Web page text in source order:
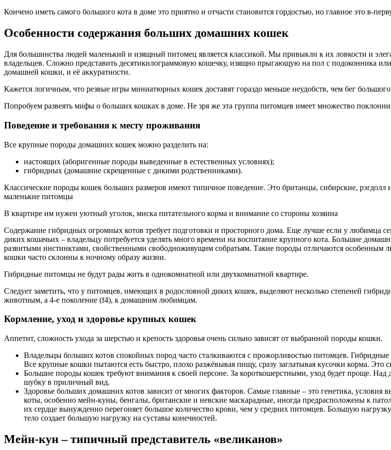
Кончено иметь самого большого кота в доме это приятно и отчасти становится гордостью, но главное это в-
Особенности содержания больших домашних кошек
Для большинства людей маленький и изящный питомец является классикой. Мы привыкли к их ловкости и
владельцев. Сложно представить десятикилограммовую кошечку, изящно прыгающую на пол с подоконника
домашней кошки, и её аккуратности.
Кажется логичным, что резвые игры миниатюрных кошек доставят гораздо меньше неудобств, чем бег
Попробуем развеять мифы о больших кошках в доме. Не зря же эта группа питомцев имеет множество
Поведение и требования к месту проживания
Все крупные породы домашних кошек можно разделить на:
настоящих (аборигенные породы выведенные в естественных условиях);
гибридных (домашние скрещенные с дикими родственниками).
Классические породы кошек больших размеров имеют типичное поведение. Это британцы, сибирские,
маленькие питомцы
В квартире им нужен уютный уголок, миска питательного корма и внимание со стороны хозяина
Содержание гибридных огромных котов требует подготовки и просторного дома. Еще лучше если у любимца
диких кошачьих – владельцу потребуется уделять много времени на воспитание крупного кота. Большие
развитыми инстинктами, свойственными свободноживущим собратьям. Такие породы отличаются
кошки часто склонны к ночному образу жизни.
Гибридные питомцы не будут рады жить в однокомнатной или двухкомнатной квартире.
Следует заметить, что у питомцев, имеющих в родословной диких кошек, выделяют несколько степеней
животным, а 4-е поколение (f4), к домашним любимцам.
Кормление, уход и здоровье крупных кошек
Аппетит, сложность ухода за шерстью и крепость здоровья очень сильно зависят от выбранной породы кошки.
Владельцы больших котов спокойных пород часто сталкиваются с прожорливостью питомцев.
Все крупные кошки пытаются есть быстро, плохо разжёвывая пищу, сразу заглатывая кусочки корма. Это
Большие породы кошек требуют внимания к своей персоне. За короткошерстными, уход будет проще.
шубку в приличный вид.
Здоровье больших домашних котов зависит от многих факторов. Самые главные – это генетика,
коты, особенно мейн-куны, бенгалы, британские и невские маскарадные, иногда предрасположены к
их сердце вынужденно перегоняет большое количество крови, чем у средних питомцев. Большую
тело создает большую нагрузку на суставы конечностей.
Мейн-кун – типичный представитель «великанов»